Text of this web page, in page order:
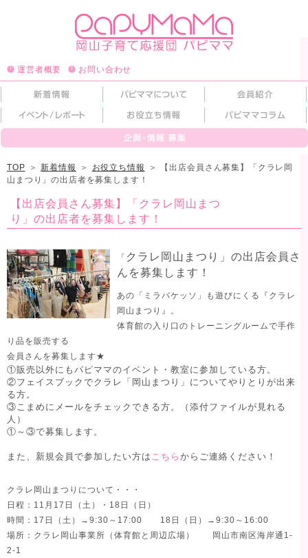
運営者概要 お問い合わせ
TOP ＞ 新着情報 ＞ お役立ち情報 ＞
【出店会員さん募集】「クラレ岡
山まつり」の出店者を募集します！
【出店会員さん募集】「クラレ岡山まつ
り」の出店者を募集します！
「 クラレ岡山まつり」の出店会員さ
んを募集します！
あの「ミラバケッソ」も遊びにくる『クラレ
岡山まつり』。
体育館の入り口のトレーニングルームで手作
り品を販売する
会員さんを募集します★
①販売以外にもパピママのイベント・教室に参加している方。
②フェイスブックでクラレ「岡山まつり」についてやりとりが出来
る方。
③こまめにメールをチェックできる方。（添付ファイルが見れる
人）
①～③で募集します。
また、新規会員で参加したい方は こちら からご連絡ください！
クラレ岡山まつりについて・・・
日程：11月17日（土）・18日（日）
時間：17日（土）→9:30～17:00 18日（日）→9:30～16:00
場所：クラレ岡山事業所（体育館と周辺広場） 岡山市南区海岸通1-
2-1